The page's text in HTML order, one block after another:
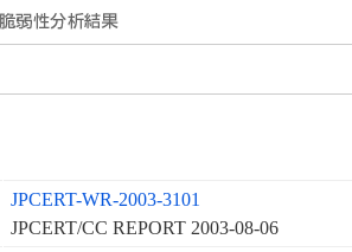
JPCERT-WR-2003-3101
JPCERT/CC REPORT 2003-08-06